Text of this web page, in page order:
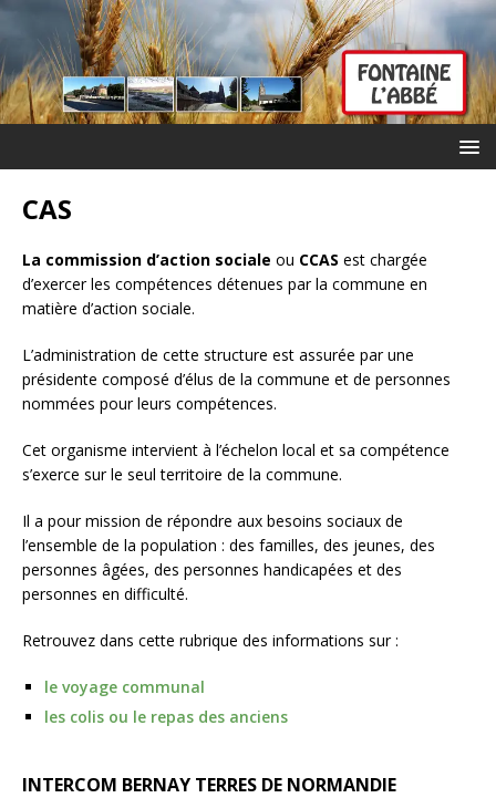
CAS
La commission d’action sociale ou CCAS est chargée
d’exercer les compétences détenues par la commune en
matière d’action sociale.
L’administration de cette structure est assurée par une
présidente composé d’élus de la commune et de personnes
nommées pour leurs compétences.
Cet organisme intervient à l’échelon local et sa compétence
s’exerce sur le seul territoire de la commune.
Il a pour mission de répondre aux besoins sociaux de
l’ensemble de la population : des familles, des jeunes, des
personnes âgées, des personnes handicapées et des
personnes en difficulté.
Retrouvez dans cette rubrique des informations sur :
le voyage communal
les colis ou le repas des anciens
INTERCOM BERNAY TERRES DE NORMANDIE